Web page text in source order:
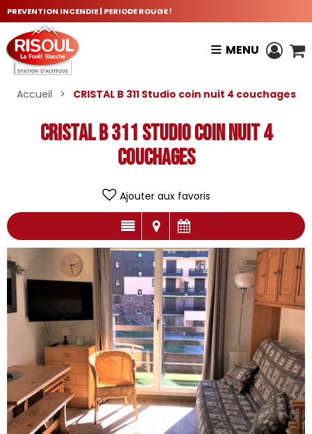
PREVENTION INCENDIE | PERIODE ROUGE !
MENU
Accueil > CRISTAL B 311 Studio coin nuit 4 couchages
CRISTAL B 311 Studio coin nuit 4
couchages
Ajouter aux favoris